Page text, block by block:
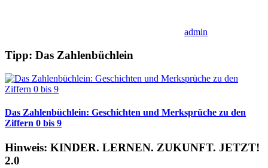
admin
Tipp: Das Zahlenbüchlein
Das Zahlenbüchlein: Geschichten und Merksprüche zu den
Ziffern 0 bis 9
Hinweis: KINDER. LERNEN. ZUKUNFT. JETZT!
2.0